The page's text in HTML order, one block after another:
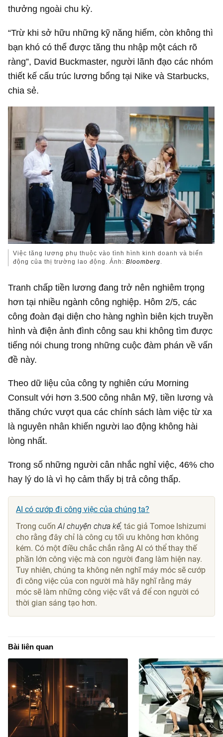
thưởng ngoài chu kỳ.
“Trừ khi sở hữu những kỹ năng hiếm, còn không thì
bạn khó có thể được tăng thu nhập một cách rõ
ràng”, David Buckmaster, người lãnh đạo các nhóm
thiết kế cấu trúc lương bổng tại Nike và Starbucks,
chia sẻ.
Việc tăng lương phụ thuộc vào tình hình kinh doanh và biến
động của thị trường lao động. Ảnh:Bloomberg
Tranh chấp tiền lương đang trở nên nghiêm trọng
hơn tại nhiều ngành công nghiệp. Hôm 2/5, các
công đoàn đại diện cho hàng nghìn biên kịch truyền
hình và điện ảnh đình công sau khi không tìm được
tiếng nói chung trong những cuộc đàm phán về vấn
đề này.
Theo dữ liệu của công ty nghiên cứu Morning
Consult với hơn 3.500 công nhân Mỹ, tiền lương và
thăng chức vượt qua các chính sách làm việc từ xa
là nguyên nhân khiến người lao động không hài
lòng nhất.
Trong số những người cân nhắc nghỉ việc, 46% cho
hay lý do là vì họ cảm thấy bị trả công thấp.
AI có cướp đi công việc của chúng ta?
Trong cuốnAI chuyện chưa kể, tác giả Tomoe Ishizumi
cho rằng đây chỉ là công cụ tối ưu không hơn không
kém. Có một điều chắc chắn rằng AI có thể thay thế
phần lớn công việc mà con người đang làm hiện nay.
Tuy nhiên, chúng ta không nên nghĩ máy móc sẽ cướp
đi công việc của con người mà hãy nghĩ rằng máy
móc sẽ làm những công việc vất vả để con người có
thời gian sáng tạo hơn.
Bài liên quan